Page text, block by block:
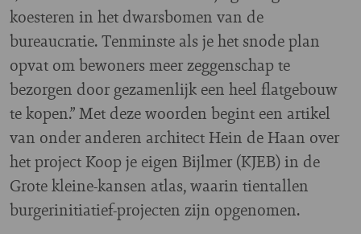
koesteren in het dwarsbomen van de
bureaucratie. Tenminste als je het snode plan
opvat om bewoners meer zeggenschap te
bezorgen door gezamenlijk een heel flatgebouw
te kopen.” Met deze woorden begint een artikel
van onder anderen architect Hein de Haan over
het project Koop je eigen Bijlmer (KJEB) in de
Grote kleine-kansen atlas, waarin tientallen
burgerinitiatief-projecten zijn opgenomen.